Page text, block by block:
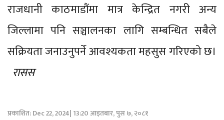
राजधानी काठमाडौंमा मात्र केन्द्रित नगरी अन्य
जिल्लामा पनि सञ्चालनका लागि सम्बन्धित सबैले
सक्रियता जनाउनुपर्ने आवश्यकता महसुस गरिएको छ।
रासस
प्रकाशित: Dec 22, 2024| 13:20 आइतबार, पुस ७, २०८१